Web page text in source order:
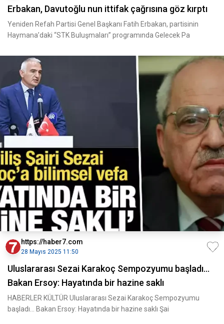
Erbakan, Davutoğlu nun ittifak çağrısına göz kırptı
Yeniden Refah Partisi Genel Başkanı Fatih Erbakan, partisinin
Haymana’daki “STK Buluşmaları” programında Gelecek Pa
https://haber7.com
28 Mayıs 2025 11:50
Uluslararası Sezai Karakoç Sempozyumu başladı...
Bakan Ersoy: Hayatında bir hazine saklı
HABERLER KÜLTÜR Uluslararası Sezai Karakoç Sempozyumu
başladı... Bakan Ersoy: Hayatında bir hazine saklı Şai